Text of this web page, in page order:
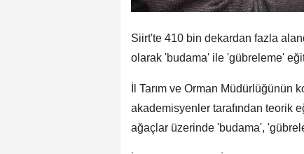
Siirt'te 410 bin dekardan fazla
olarak 'budama' ile 'gübreleme'
İl Tarım ve Orman
akademisyenler tarafından teorik
ağaçlar üzerinde 'budama',